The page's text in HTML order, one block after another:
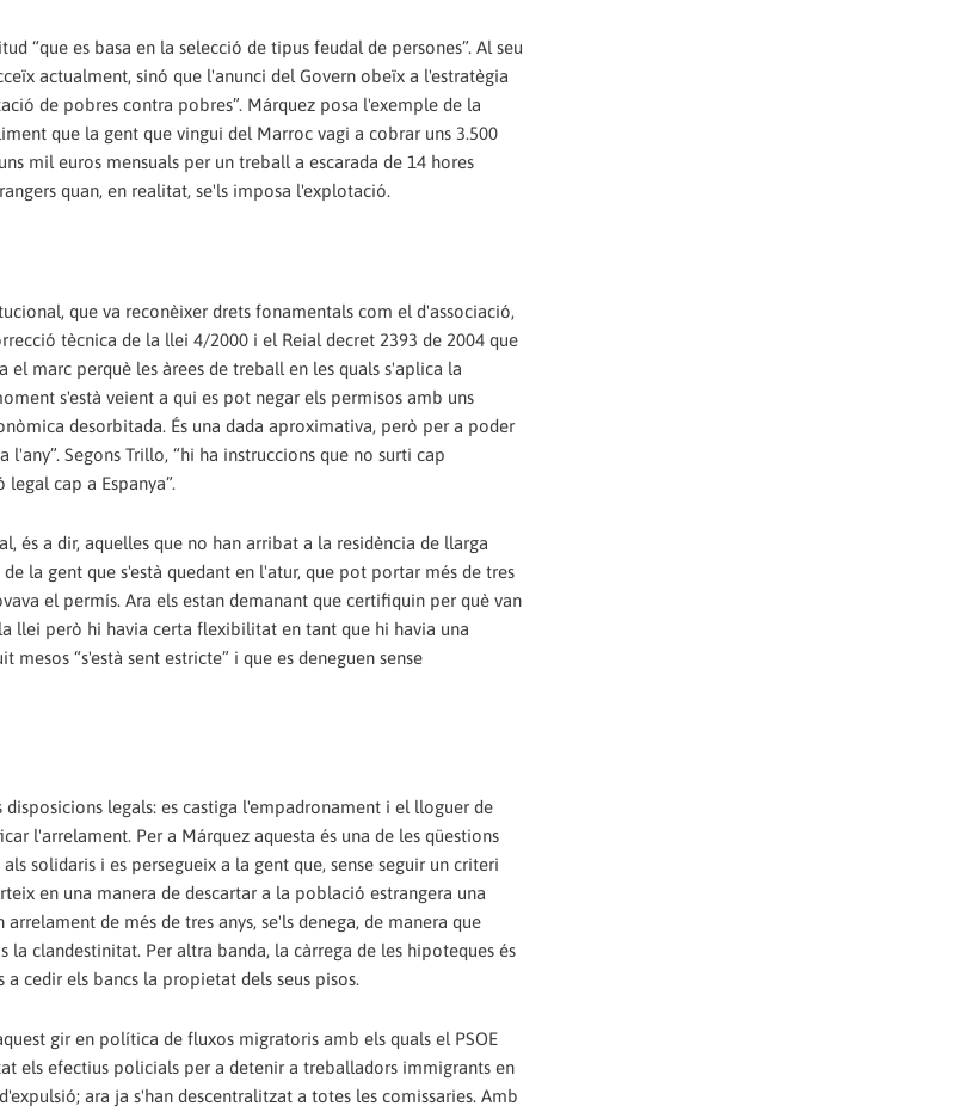
“que es basa en la selecció de tipus feudal de persones”. Al seu
actualment, sinó que l'anunci del Govern obeïx a l'estratègia
de pobres contra pobres”. Márquez posa l'exemple de la
que la gent que vingui del Marroc vagi a cobrar uns 3.500
mil euros mensuals per un treball a escarada de 14 hores
quan, en realitat, se'ls imposa l'explotació.
que va reconèixer drets fonamentals com el d'associació,
tècnica de la llei 4/2000 i el Reial decret 2393 de 2004 que
marc perquè les àrees de treball en les quals s'aplica la
s'està veient a qui es pot negar els permisos amb uns
desorbitada. És una dada aproximativa, però per a poder
Segons Trillo, “hi ha instruccions que no surti cap
cap a Espanya”.
és a dir, aquelles que no han arribat a la residència de llarga
la gent que s'està quedant en l'atur, que pot portar més de tres
el permís. Ara els estan demanant que certifiquin per què van
llei però hi havia certa flexibilitat en tant que hi havia una
“s'està sent estricte” i que es deneguen sense
legals: es castiga l'empadronament i el lloguer de
l'arrelament. Per a Márquez aquesta és una de les qüestions
solidaris i es persegueix a la gent que, sense seguir un criteri
en una manera de descartar a la població estrangera una
de més de tres anys, se'ls denega, de manera que
clandestinitat. Per altra banda, la càrrega de les hipoteques és
cedir els bancs la propietat dels seus pisos.
gir en política de fluxos migratoris amb els quals el PSOE
els efectius policials per a detenir a treballadors immigrants en
ara ja s'han descentralitzat a totes les comissaries. Amb